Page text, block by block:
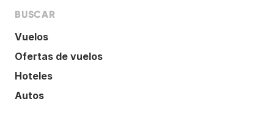
BUSCAR
Vuelos
Ofertas de vuelos
Hoteles
Autos